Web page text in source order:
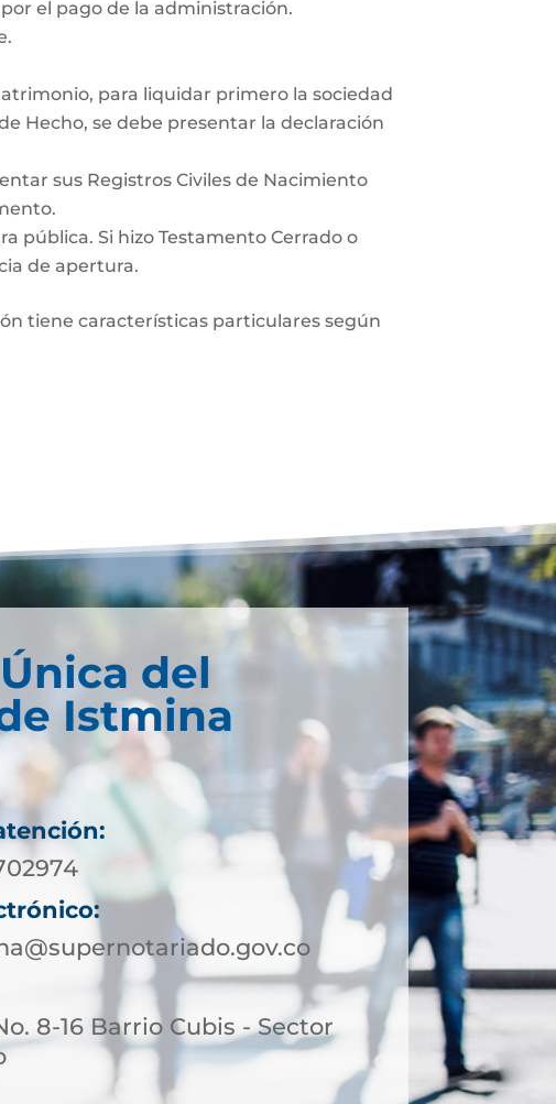
el pago de la administración.
para liquidar primero la sociedad
Hecho, se debe presentar la declaración
sus Registros Civiles de Nacimiento
pública. Si hizo Testamento Cerrado o
de apertura.
tiene características particulares según
del
Istmina
8-16 Barrio Cubis - Sector